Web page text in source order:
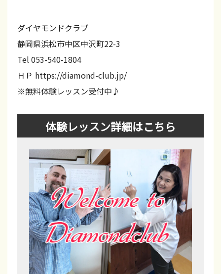
ダイヤモンドクラブ
静岡県浜松市中区中沢町22-3
Tel 053-540-1804
ＨＰ https://diamond-club.jp/
※無料体験レッスン受付中♪
体験レッスン詳細はこちら